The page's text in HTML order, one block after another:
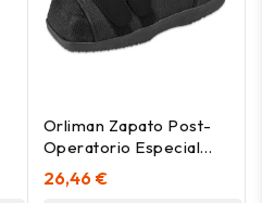
Orliman Zapato Post-
Operatorio Especial
Pie Diabético Úlceras
Cp04 Talla 2, 1 Unidad
26,46 €